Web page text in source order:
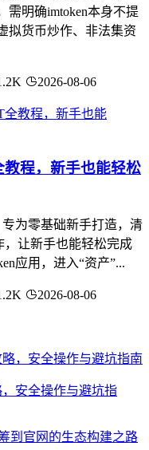
需明确imtoken本身不提
拟货币炒作、非法集资
2026-08-06
程，新手也能轻松
为零基础新手打造，清
，让新手也能轻松完成
应用，进入“资产”...
2026-08-06
安全操作与避坑指